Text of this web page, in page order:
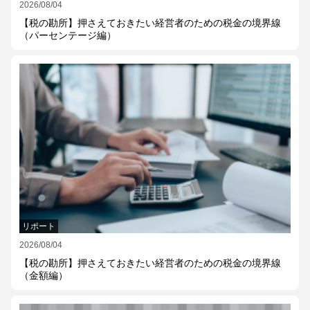
2026/08/04
【税の勘所】押さえておきたい経営者のための税金の境界線
（パーセンテージ編）
リポート
2026/08/04
【税の勘所】押さえておきたい経営者のための税金の境界線
（金額編）